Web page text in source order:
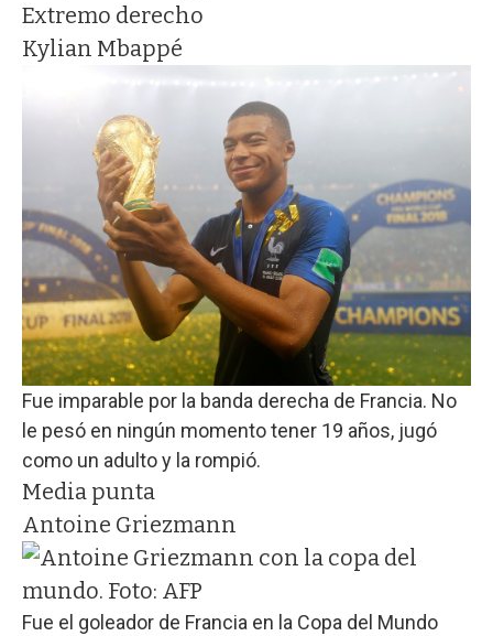
Extremo derecho
Kylian Mbappé
Fue imparable por la banda derecha de Francia. No
le pesó en ningún momento tener 19 años, jugó
como un adulto y la rompió.
Media punta
Antoine Griezmann
Fue el goleador de Francia en la Copa del Mundo